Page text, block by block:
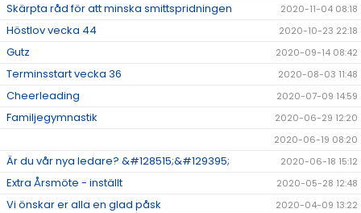
Skärpta råd för att minska smittspridningen 2020-11-04 08:18
Höstlov vecka 44 2020-10-23 22:18
Gutz 2020-09-14 08:42
Terminsstart vecka 36 2020-08-03 11:48
Cheerleading 2020-07-09 14:59
Familjegymnastik
2020-06-29 12:20
2020-06-19 08:20
Är du vår nya ledare? &#128515;&#129395; 2020-06-18 15:12
Extra Årsmöte - inställt 2020-05-28 12:48
Vi önskar er alla en glad påsk 2020-04-09 13:22